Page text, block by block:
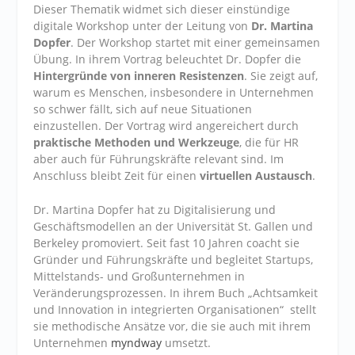
Dieser Thematik widmet sich dieser einstündige
digitale Workshop unter der Leitung von Dr. Martina
Dopfer. Der Workshop startet mit einer gemeinsamen
Übung. In ihrem Vortrag beleuchtet Dr. Dopfer die
Hintergründe von inneren Resistenzen. Sie zeigt auf,
warum es Menschen, insbesondere in Unternehmen
so schwer fällt, sich auf neue Situationen
einzustellen. Der Vortrag wird angereichert durch
praktische Methoden und Werkzeuge, die für HR
aber auch für Führungskräfte relevant sind. Im
Anschluss bleibt Zeit für einenvirtuellen Austausch.
Dr. Martina Dopfer hat zu Digitalisierung und
Geschäftsmodellen an der Universität St. Gallen und
Berkeley promoviert. Seit fast 10 Jahren coacht sie
Gründer und Führungskräfte und begleitet Startups,
Mittelstands- und Großunternehmen in
Veränderungsprozessen. In ihrem Buch „Achtsamkeit
und Innovation in integrierten Organisationen“ stellt
sie methodische Ansätze vor, die sie auch mit ihrem
Unternehmen myndway umsetzt.